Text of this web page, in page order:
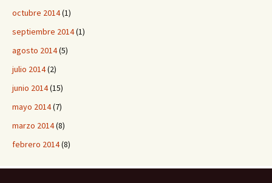
octubre 2014(1)
septiembre 2014(1)
agosto 2014(5)
julio 2014(2)
junio 2014(15)
mayo 2014(7)
marzo 2014(8)
febrero 2014(8)